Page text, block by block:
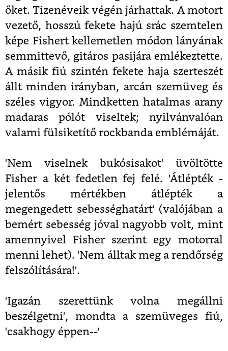
őket. Tizenéveik végén járhattak. A motort
vezető, hosszú fekete hajú srác szemtelen
képe Fishert kellemetlen módon lányának
semmittevő, gitáros pasijára emlékeztette.
A másik fiú szintén fekete haja szerteszét
állt minden irányban, arcán szemüveg és
széles vigyor. Mindketten hatalmas arany
madaras pólót viseltek; nyilvánvalóan
valami fülsiketítő rockbanda emblémáját.
'Nem viselnek bukósisakot' üvöltötte
Fisher a két fedetlen fej felé. 'Átlépték -
jelentős mértékben átlépték a
megengedett sebességhatárt' (valójában a
bemért sebesség jóval nagyobb volt, mint
amennyivel Fisher szerint egy motorral
menni lehet). 'Nem álltak meg a rendőrség
felszólítására!'.
'Igazán szerettünk volna megállni
beszélgetni', mondta a szemüveges fiú,
'csakhogy éppen--'